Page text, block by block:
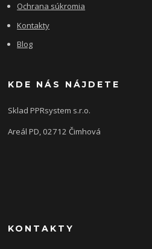
Ochrana súkromia
Kontakty
Blog
KDE NÁS NÁJDETE
Sklad PPRsystem s.r.o.
Areál PD, 02712 Čimhová
KONTAKTY